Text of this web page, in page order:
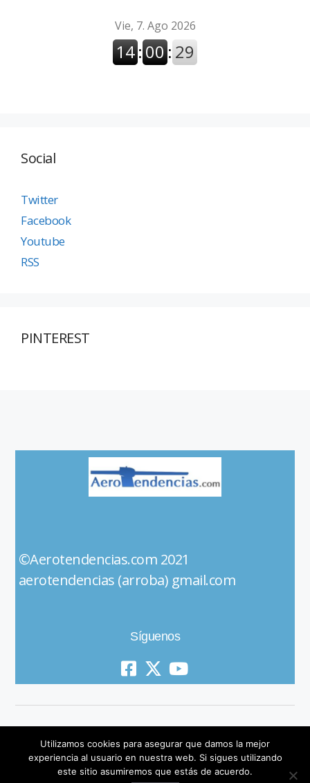
Social
Twitter
Facebook
Youtube
RSS
PINTEREST
©Aerotendencias.com 2021
aerotendencias (arroba) gmail.com
Síguenos
© 2019 All Rights Reserved
Utilizamos cookies para asegurar que damos la mejor
experiencia al usuario en nuestra web. Si sigues utilizando
este sitio asumiremos que estás de acuerdo.